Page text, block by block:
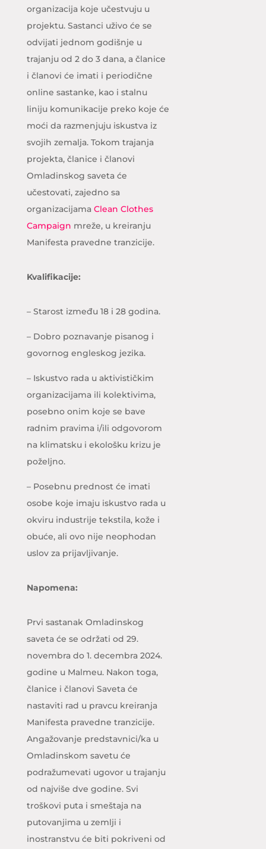
organizacija koje učestvuju u
projektu. Sastanci uživo će se
odvijati jednom godišnje u
trajanju od 2 do 3 dana, a članice
i članovi će imati i periodične
online sastanke, kao i stalnu
liniju komunikacije preko koje će
moći da razmenjuju iskustva iz
svojih zemalja. Tokom trajanja
projekta, članice i članovi
Omladinskog saveta će
učestovati, zajedno sa
organizacijama Clean Clothes
Campaign mreže, u kreiranju
Manifesta pravedne tranzicije.
Kvalifikacije:
– Starost između 18 i 28 godina.
– Dobro poznavanje pisanog i
govornog engleskog jezika.
– Iskustvo rada u aktivističkim
organizacijama ili kolektivima,
posebno onim koje se bave
radnim pravima i/ili odgovorom
na klimatsku i ekološku krizu je
poželjno.
– Posebnu prednost će imati
osobe koje imaju iskustvo rada u
okviru industrije tekstila, kože i
obuće, ali ovo nije neophodan
uslov za prijavljivanje.
Napomena:
Prvi sastanak Omladinskog
saveta će se održati od 29.
novembra do 1. decembra 2024.
godine u Malmeu. Nakon toga,
članice i članovi Saveta će
nastaviti rad u pravcu kreiranja
Manifesta pravedne tranzicije.
Angažovanje predstavnici/ka u
Omladinskom savetu će
podražumevati ugovor u trajanju
od najviše dve godine. Svi
troškovi puta i smeštaja na
putovanjima u zemlji i
inostranstvu će biti pokriveni od